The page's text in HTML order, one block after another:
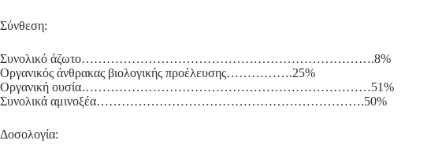
Σύνθεση:
Συνολικό άζωτο…………………………………………………………….8%
Οργανικός άνθρακας βιολογικής προέλευσης…………….25%
Οργανική ουσία……………………………………………………………51%
Συνολικά αμινοξέα……………………………………………………….50%
Δοσολογία: